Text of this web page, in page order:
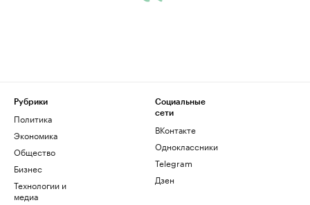
Рубрики
Политика
Экономика
Общество
Бизнес
Технологии и
медиа
Социальные
сети
ВКонтакте
Одноклассники
Telegram
Дзен